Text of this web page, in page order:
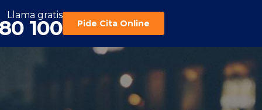
Llama gratis
100 Pide Cita Online